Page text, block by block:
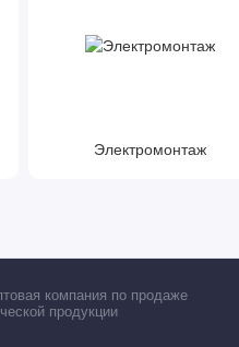
Электромонтаж
компания по продаже
продукции